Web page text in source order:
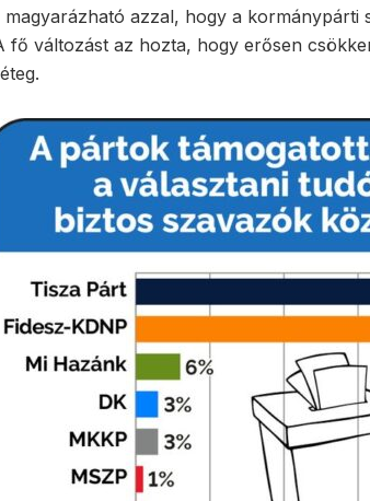
azzal, hogy a kormánypárti
fő változást az hozta, hogy erősen